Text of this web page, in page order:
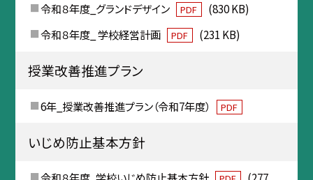
令和８年度_グランドデザイン PDF
(830 KB)
令和８年度_ 学校経営計画
PDF (231 KB)
授業改善推進プラン
6年_授業改善推進プラン（令和7年度） PDF
いじめ防止基本方針